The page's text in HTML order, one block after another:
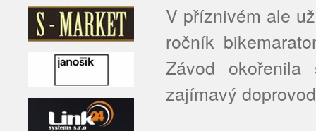
V příznivém ale
ročník
Závod
zajímavý